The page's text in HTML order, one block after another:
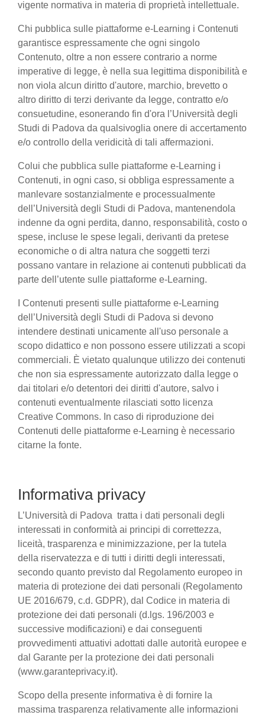
vigente normativa in materia di proprietà intellettuale.
Chi pubblica sulle piattaforme e-Learning i Contenuti
garantisce espressamente che ogni singolo
Contenuto, oltre a non essere contrario a norme
imperative di legge, è nella sua legittima disponibilità e
non viola alcun diritto d'autore, marchio, brevetto o
altro diritto di terzi derivante da legge, contratto e/o
consuetudine, esonerando fin d'ora l’Università degli
Studi di Padova da qualsivoglia onere di accertamento
e/o controllo della veridicità di tali affermazioni.
Colui che pubblica sulle piattaforme e-Learning i
Contenuti, in ogni caso, si obbliga espressamente a
manlevare sostanzialmente e processualmente
dell’Università degli Studi di Padova, mantenendola
indenne da ogni perdita, danno, responsabilità, costo o
spese, incluse le spese legali, derivanti da pretese
economiche o di altra natura che soggetti terzi
possano vantare in relazione ai contenuti pubblicati da
parte dell’utente sulle piattaforme e-Learning.
I Contenuti presenti sulle piattaforme e-Learning
dell’Università degli Studi di Padova si devono
intendere destinati unicamente all'uso personale a
scopo didattico e non possono essere utilizzati a scopi
commerciali. È vietato qualunque utilizzo dei contenuti
che non sia espressamente autorizzato dalla legge o
dai titolari e/o detentori dei diritti d'autore, salvo i
contenuti eventualmente rilasciati sotto licenza
Creative Commons. In caso di riproduzione dei
Contenuti delle piattaforme e-Learning è necessario
citarne la fonte.
Informativa privacy
L’Università di Padova tratta i dati personali degli
interessati in conformità ai principi di correttezza,
liceità, trasparenza e minimizzazione, per la tutela
della riservatezza e di tutti i diritti degli interessati,
secondo quanto previsto dal Regolamento europeo in
materia di protezione dei dati personali (Regolamento
UE 2016/679, c.d. GDPR), dal Codice in materia di
protezione dei dati personali (d.lgs. 196/2003 e
successive modificazioni) e dai conseguenti
provvedimenti attuativi adottati dalle autorità europee e
dal Garante per la protezione dei dati personali
(www.garanteprivacy.it).
Scopo della presente informativa è di fornire la
massima trasparenza relativamente alle informazioni